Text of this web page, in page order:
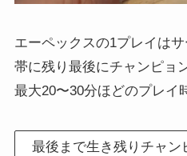
エーペックスの1プレイは
帯に残り最後にチャンピョ
最大20〜30分ほどのプレイ
最後まで生き残りチャ